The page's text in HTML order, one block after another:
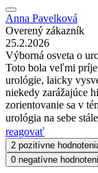
Anna Pavelková
Overený zákazník
25.2.2026
Výborná osveta o
Toto bola veľmi
urológie, laicky
niekedy zarážajúce
zorientovanie sa v
urológia na sebe
reagovať
2 pozitívne
0 negatívne